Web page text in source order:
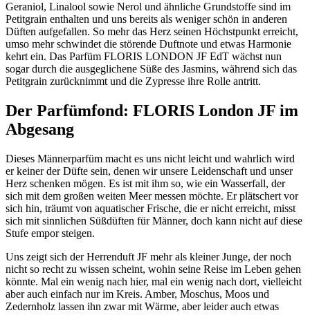
Geraniol, Linalool sowie Nerol und ähnliche Grundstoffe sind im
Petitgrain enthalten und uns bereits als weniger schön in anderen
Düften aufgefallen. So mehr das Herz seinen Höchstpunkt erreicht,
umso mehr schwindet die störende Duftnote und etwas Harmonie
kehrt ein. Das Parfüm FLORIS LONDON JF EdT wächst nun
sogar durch die ausgeglichene Süße des Jasmins, während sich das
Petitgrain zurücknimmt und die Zypresse ihre Rolle antritt.
Der Parfümfond: FLORIS London JF im
Abgesang
Dieses Männerparfüm macht es uns nicht leicht und wahrlich wird
er keiner der Düfte sein, denen wir unsere Leidenschaft und unser
Herz schenken mögen. Es ist mit ihm so, wie ein Wasserfall, der
sich mit dem großen weiten Meer messen möchte. Er plätschert vor
sich hin, träumt von aquatischer Frische, die er nicht erreicht, misst
sich mit sinnlichen Süßdüften für Männer, doch kann nicht auf diese
Stufe empor steigen.
Uns zeigt sich der Herrenduft JF mehr als kleiner Junge, der noch
nicht so recht zu wissen scheint, wohin seine Reise im Leben gehen
könnte. Mal ein wenig nach hier, mal ein wenig nach dort, vielleicht
aber auch einfach nur im Kreis. Amber, Moschus, Moos und
Zedernholz lassen ihn zwar mit Wärme, aber leider auch etwas